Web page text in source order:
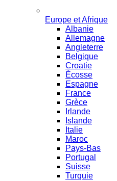
Europe et Afrique
Albanie
Allemagne
Angleterre
Belgique
Croatie
Écosse
Espagne
France
Grèce
Irlande
Islande
Italie
Maroc
Pays-Bas
Portugal
Suisse
Turquie